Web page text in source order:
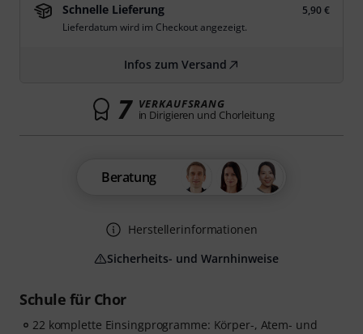
Schule für Chor
22 komplette Einsingprogramme: Körper-, Atem- und
Schnelle Lieferung
5,90 €
Lieferdatum wird im Checkout angezeigt.
Infos zum Versand
7 VERKAUFSRANG
in Dirigieren und Chorleitung
Beratung
Herstellerinformationen
Sicherheits- und Warnhinweise